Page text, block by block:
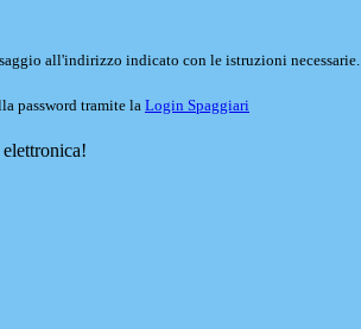
all'indirizzo indicato con le istruzioni necessarie.
password tramite la Login Spaggiari